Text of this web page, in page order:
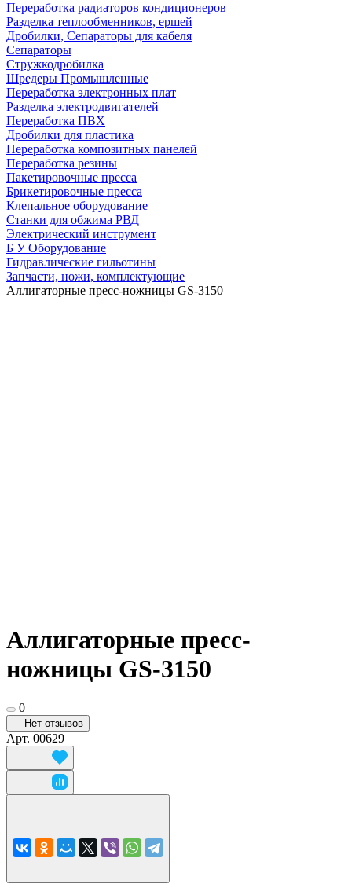
Переработка радиаторов кондиционеров
Разделка теплообменников, ершей
Дробилки, Сепараторы для кабеля
Сепараторы
Стружкодробилка
Шредеры Промышленные
Переработка электронных плат
Разделка электродвигателей
Переработка ПВХ
Дробилки для пластика
Переработка композитных панелей
Переработка резины
Пакетировочные пресса
Брикетировочные пресса
Клепальное оборудование
Станки для обжима РВД
Электрический инструмент
Б У Оборудование
Гидравлические гильотины
Запчасти, ножи, комплектующие
Аллигаторные пресс-ножницы GS-3150
Аллигаторные пресс-
ножницы GS-3150
0
Нет отзывов
Арт. 00629